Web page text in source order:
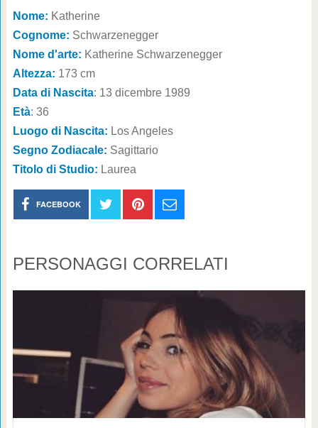
Nome: Katherine
Cognome: Schwarzenegger
Nome d'arte: Katherine Schwarzenegger
Altezza: 173 cm
Data di Nascita: 13 dicembre 1989
Età: 36
Luogo di Nascita: Los Angeles
Segno Zodiacale: Sagittario
Titolo di Studio: Laurea
FACEBOOK
PERSONAGGI CORRELATI